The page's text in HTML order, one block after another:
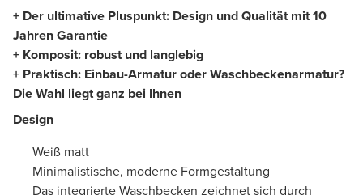
+ Der ultimative Pluspunkt: Design und Qualität mit 10
Jahren Garantie
+ Komposit: robust und langlebig
+ Praktisch: Einbau-Armatur oder Waschbeckenarmatur?
Die Wahl liegt ganz bei Ihnen
Design
Weiß matt
Minimalistische, moderne Formgestaltung
Das integrierte Waschbecken zeichnet sich durch